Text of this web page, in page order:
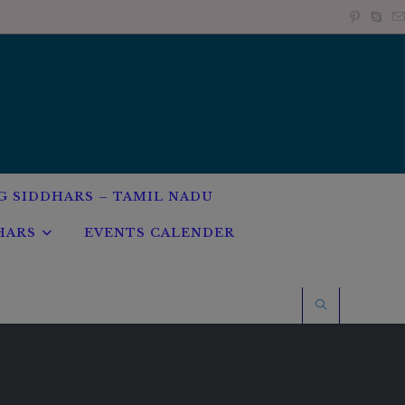
SIDDHARS – TAMIL NADU
EVENTS CALENDER